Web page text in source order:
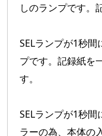
しのランプです。
SELランプが1秒
プです。記録紙を
す。
SELランプが1秒
ラーの為、本体の